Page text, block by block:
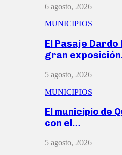
6 agosto, 2026
MUNICIPIOS
El Pasaje
gran
5 agosto, 2026
MUNICIPIOS
El municipio de
con el…
5 agosto, 2026